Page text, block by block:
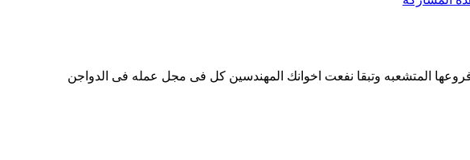
المتشعبه وتبقا نفعت اخوانك المهندسين كل فى مجل عمله فى الدواجن